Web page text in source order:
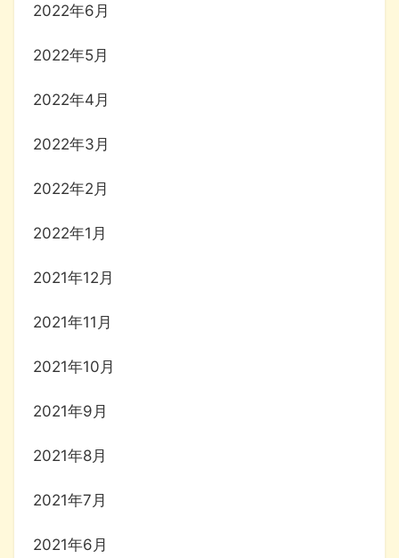
2022年6月
2022年5月
2022年4月
2022年3月
2022年2月
2022年1月
2021年12月
2021年11月
2021年10月
2021年9月
2021年8月
2021年7月
2021年6月